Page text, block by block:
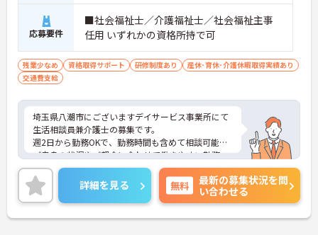
応募要件
■社会福祉士／介護福祉士／社会福祉主事
任用 いずれかの資格所持で可
残業少なめ 資格取得サポート 研修制度あり
産休･育休･介護休暇取得実績あり
交通費支給
埼玉県八潮市にございますデイサービス事業所にて
生活相談員兼介護士の募集です。
週2日から勤務OKで、勤務時間も含めて相談可能！
ご自身の状況やご都合に合わせて働きやすい勤務ス
タイルを相談できます◎
残業がほとんど無く、メリハリを付けて勤務できま
すよ♪
ご興味ある方には、面接対策ポイントなど、さらに
詳細をお話しいたしますのでお気軽にご相談くださ
詳細を見る 無料
最新の募集状況を問
い合わせる